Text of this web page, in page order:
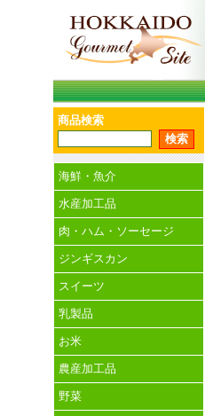
商品検索
海鮮・魚介
水産加工品
肉・ハム・ソーセージ
ジンギスカン
スイーツ
乳製品
お米
農産加工品
野菜